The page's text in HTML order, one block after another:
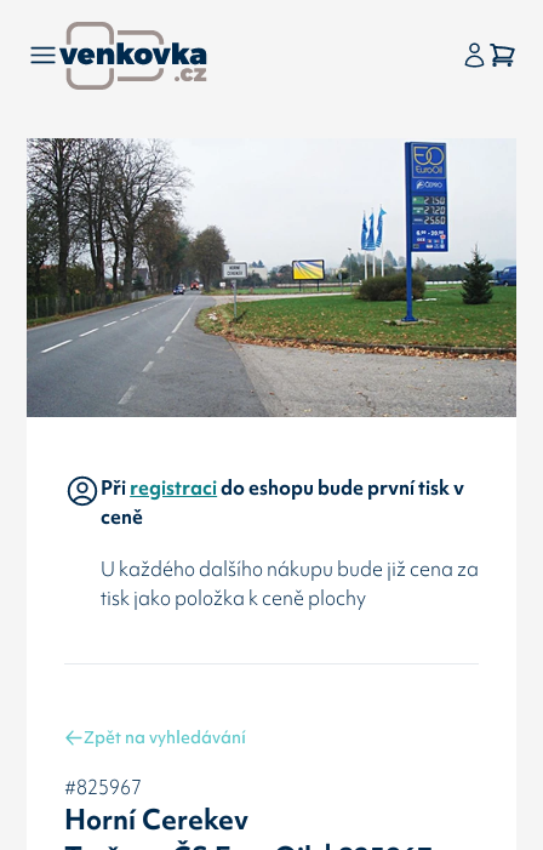
Přiregistracido eshopu bude první tisk v
ceně
U každého dalšího nákupu bude již cena za
tisk jako položka k ceně plochy
Zpět na vyhledávání
#825967
Horní Cerekev